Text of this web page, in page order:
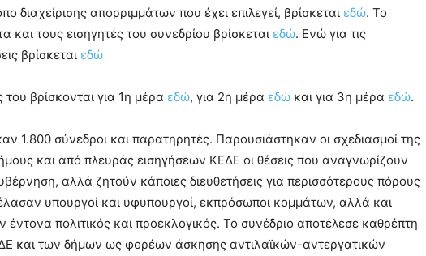
διαχείρισης απορριμμάτων που έχει επιλεγεί, βρίσκεται εδώ. Το
τους εισηγητές του συνεδρίου βρίσκεται εδώ. Ενώ για τις
βρίσκεται εδώ
του βρίσκονται για 1η μέρα εδώ, για 2η μέρα εδώ και για 3η μέρα εδώ.
1.800 σύνεδροι και παρατηρητές. Παρουσιάστηκαν οι σχεδιασμοί της
και από πλευράς εισηγήσεων ΚΕΔΕ οι θέσεις που αναγνωρίζουν
αλλά ζητούν κάποιες διευθετήσεις για περισσότερους πόρους
υπουργοί και υφυπουργοί, εκπρόσωποι κομμάτων, αλλά και
έντονα πολιτικός και προεκλογικός. Το συνέδριο αποτέλεσε καθρέπτη
και των δήμων ως φορέων άσκησης αντιλαϊκών-αντεργατικών